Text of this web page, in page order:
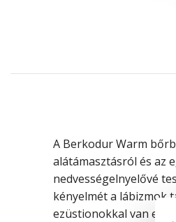
A Berkodur Warm
alátámasztásról és az
nedvességelnyelővé
kényelmét a lábizmok
ezüstionokkal van